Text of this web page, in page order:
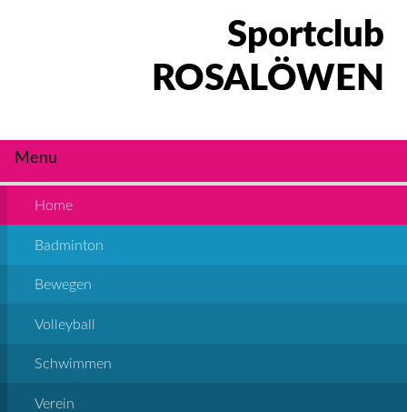
Sportclub
ROSALÖWEN
Menu
Home
Badminton
Bewegen
Volleyball
Schwimmen
Verein